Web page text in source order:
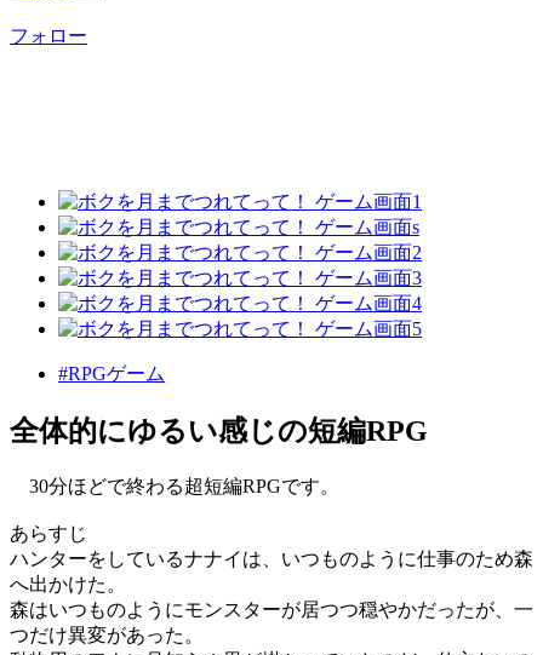
フォロー
#RPGゲーム
全体的にゆるい感じの短編RPG
30分ほどで終わる超短編RPGです。
あらすじ
ハンターをしているナナイは、いつものように仕事のため森
へ出かけた。
森はいつものようにモンスターが居つつ穏やかだったが、一
つだけ異変があった。